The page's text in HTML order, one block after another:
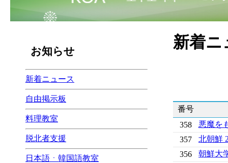
お知らせ
新着ニュース
自由掲示板
料理教室
脱北者支援
日本語ㆍ韓国語教室
新着ニ
番号
358
悪魔を
357
北朝鮮
356
朝鮮大